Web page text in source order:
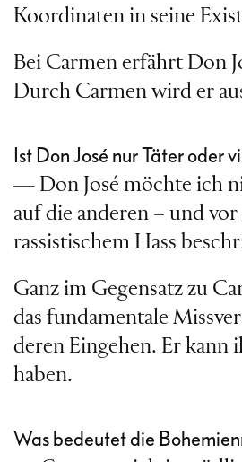
Koordinaten in seine
Bei Carmen erfährt Don
Durch Carmen wird er
Ist Don José nur Täter
— Don José möchte ich
auf die anderen – und
rassistischem Hass
Ganz im Gegensatz zu
das fundamentale
deren Eingehen. Er kann
haben.
Was bedeutet die